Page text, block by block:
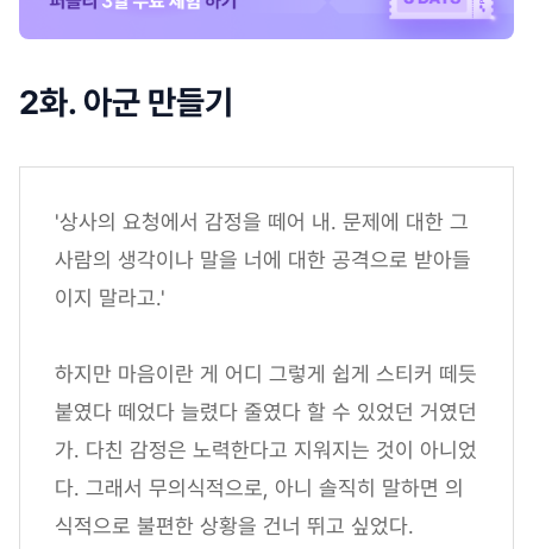
2화. 아군 만들기
'상사의 요청에서 감정을 떼어 내. 문제에 대한 그
사람의 생각이나 말을 너에 대한 공격으로 받아들
이지 말라고.'
하지만 마음이란 게 어디 그렇게 쉽게 스티커 떼듯
붙였다 떼었다 늘렸다 줄였다 할 수 있었던 거였던
가. 다친 감정은 노력한다고 지워지는 것이 아니었
다. 그래서 무의식적으로, 아니 솔직히 말하면 의
식적으로 불편한 상황을 건너 뛰고 싶었다.